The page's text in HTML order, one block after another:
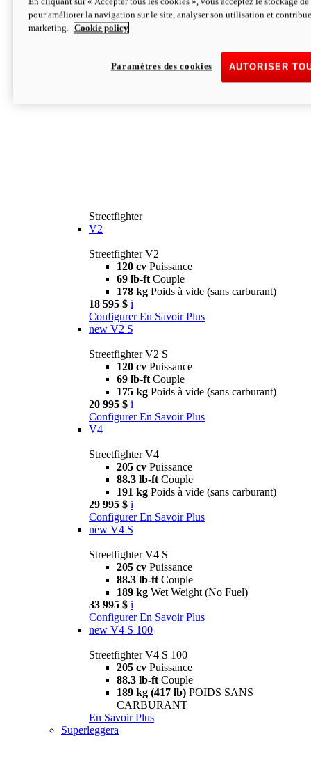
Streetfighter
V2
Streetfighter V2
120 cv Puissance
69 lb-ft Couple
178 kg Poids à vide (sans carburant)
18 595 $ i
Configurer En Savoir Plus
new V2 S
Streetfighter V2 S
120 cv Puissance
69 lb-ft Couple
175 kg Poids à vide (sans carburant)
20 995 $ i
Configurer En Savoir Plus
V4
Streetfighter V4
205 cv Puissance
88.3 lb-ft Couple
191 kg Poids à vide (sans carburant)
29 995 $ i
Configurer En Savoir Plus
new V4 S
Streetfighter V4 S
205 cv Puissance
88.3 lb-ft Couple
189 kg Wet Weight (No Fuel)
33 995 $ i
Configurer En Savoir Plus
new V4 S 100
Streetfighter V4 S 100
205 cv Puissance
88.3 lb-ft Couple
189 kg (417 lb) POIDS SANS
CARBURANT
En Savoir Plus
Superleggera
pour améliorer la navigation sur le site, analyser son utilisation et
marketing.
Cookie policy
AUTORISER
Paramètres des cookies